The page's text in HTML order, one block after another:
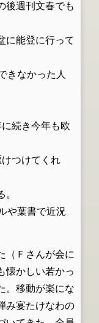
後週刊文春でも
に能登に行って
きなかった人
続き今年も欧
けつけてくれ
や葉書で近況
（Ｆさんが会に
懐かしい若かっ
。移動が楽にな
み宴たけなわの